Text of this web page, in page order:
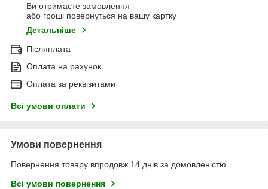
Ви отримаєте замовлення
або гроші повернуться на вашу картку
Детальніше
Післяплата
Оплата на рахунок
Оплата за реквізитами
Всі умови оплати
Умови повернення
Повернення товару впродовж 14 днів за домовленістю
Всі умови повернення